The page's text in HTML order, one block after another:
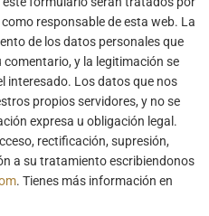
responsable de esta web. La
de los datos personales que
y la legitimación se
interesado. Los datos que nos
propios servidores, y no se
expresa u obligación legal.
rectificación, supresión,
a su tratamiento escribiendonos
. Tienes más información en